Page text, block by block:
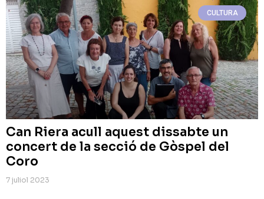
CULTURA
Can Riera acull aquest dissabte un
concert de la secció de Gòspel del
Coro
7 juliol 2023